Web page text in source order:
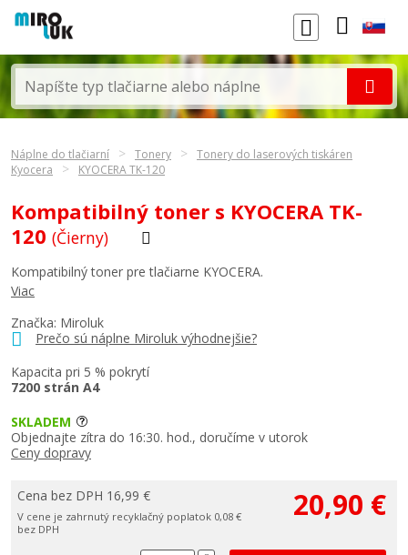
Náplne do tlačiarní Tonery
Tonery do laserových tiskáren
Kyocera
KYOCERA TK-120
Kompatibilný toner s KYOCERA TK-
120 (Čierny)
Značka: Miroluk
Prečo sú náplne Miroluk výhodnejšie?
Kapacita pri 5 % pokrytí
7200 strán A4
Kompatibilný toner pre tlačiarne KYOCERA.
Viac
SKLADEM
Objednajte zítra do 16:30. hod., doručíme v utorok
Ceny dopravy
Cena bez DPH 16,99 €
V cene je zahrnutý recyklačný poplatok 0,08 €
bez DPH
20,90 €